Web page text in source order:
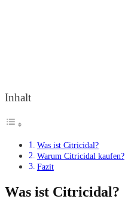
Inhalt
Was ist Citricidal?
Warum Citricidal kaufen?
Fazit
Was ist Citricidal?